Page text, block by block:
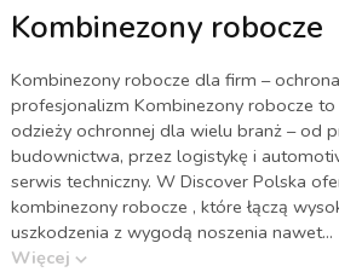
Kombinezony robocze
Kombinezony robocze dla firm –
profesjonalizm Kombinezony robocze
odzieży ochronnej dla wielu branż – od
budownictwa, przez logistykę i
serwis techniczny. W Discover Polska
kombinezony robocze , które łączą
uszkodzenia z wygodą noszenia nawet...
Więcej